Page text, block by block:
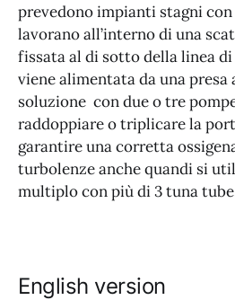
prevedono impianti stagni
lavorano all’interno di una
fissata al di sotto della linea
viene alimentata da una presa
soluzione con due o tre
raddoppiare o triplicare la
garantire una corretta
turbolenze anche quandi si
multiplo con più di 3 tuna
English version